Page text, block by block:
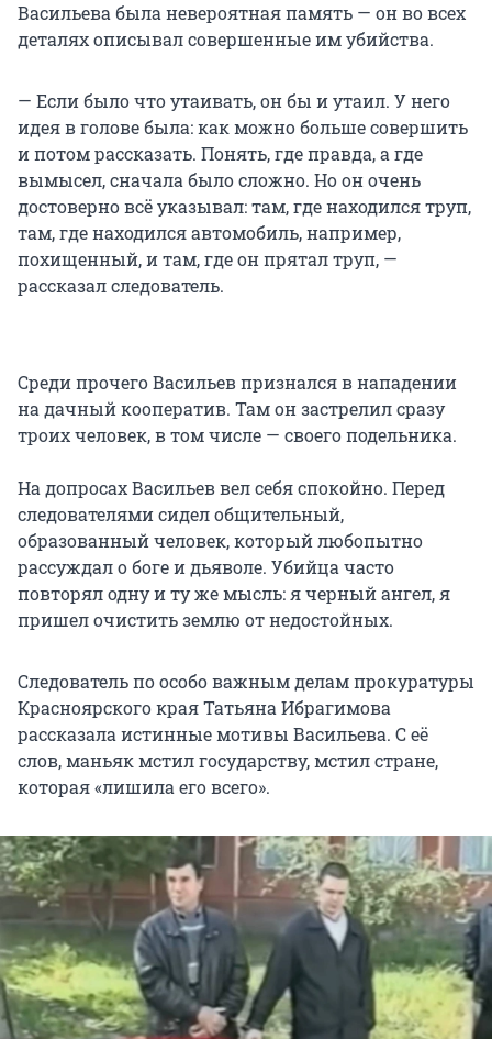
Васильева была невероятная память — он во всех
деталях описывал совершенные им убийства.
— Если было что утаивать, он бы и утаил. У него
идея в голове была: как можно больше совершить
и потом рассказать. Понять, где правда, а где
вымысел, сначала было сложно. Но он очень
достоверно всё указывал: там, где находился труп,
там, где находился автомобиль, например,
похищенный, и там, где он прятал труп, —
рассказал следователь.
Среди прочего Васильев признался в нападении
на дачный кооператив. Там он застрелил сразу
троих человек, в том числе — своего подельника.
На допросах Васильев вел себя спокойно. Перед
следователями сидел общительный,
образованный человек, который любопытно
рассуждал о боге и дьяволе. Убийца часто
повторял одну и ту же мысль: я черный ангел, я
пришел очистить землю от недостойных.
Следователь по особо важным делам прокуратуры
Красноярского края Татьяна Ибрагимова
рассказала истинные мотивы Васильева. С её
слов, маньяк мстил государству, мстил стране,
которая «лишила его всего».